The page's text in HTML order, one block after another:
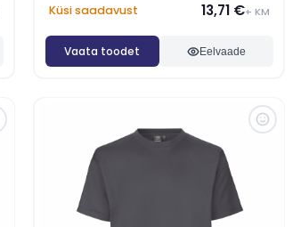
Küsi saadavust 13,71 €+ KM
Vaata toodet Eelvaade